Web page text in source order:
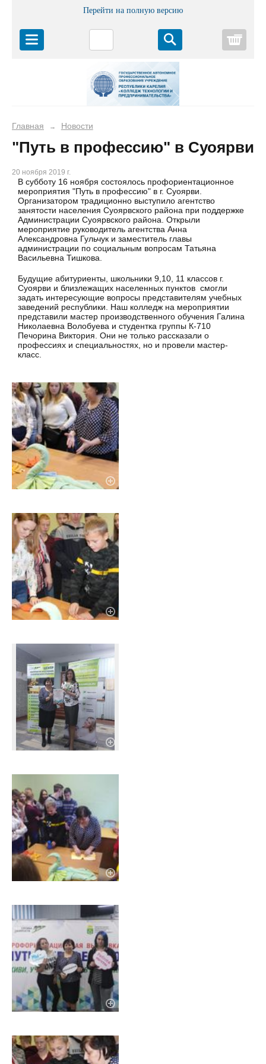
Перейти на полную версию
Главная → Новости
"Путь в профессию" в Суоярви
20 ноября 2019 г.
В субботу 16 ноября состоялось профориентационное
мероприятия "Путь в профессию" в г. Суоярви.
Организатором традиционно выступило агентство
занятости населения Суоярвского района при поддержке
Администрации Суоярвского района. Открыли
мероприятие руководитель агентства Анна
Александровна Гульчук и заместитель главы
администрации по социальным вопросам Татьяна
Васильевна Тишкова.
Будущие абитуриенты, школьники 9,10, 11 классов г.
Суоярви и близлежащих населенных пунктов смогли
задать интересующие вопросы представителям учебных
заведений республики. Наш колледж на мероприятии
представили мастер производственного обучения Галина
Николаевна Волобуева и студентка группы К-710
Печорина Виктория. Они не только рассказали о
профессиях и специальностях, но и провели мастер-
класс.